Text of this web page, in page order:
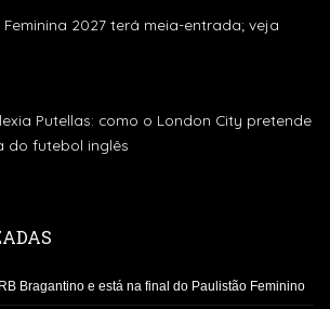
2027 terá meia-entrada; veja
Putellas: como o London City pretende
do futebol inglês
Bragantino e está na final do Paulistão Feminino